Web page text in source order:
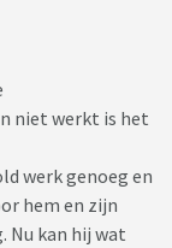
niet werkt is het
werk genoeg en
hem en zijn
Nu kan hij wat